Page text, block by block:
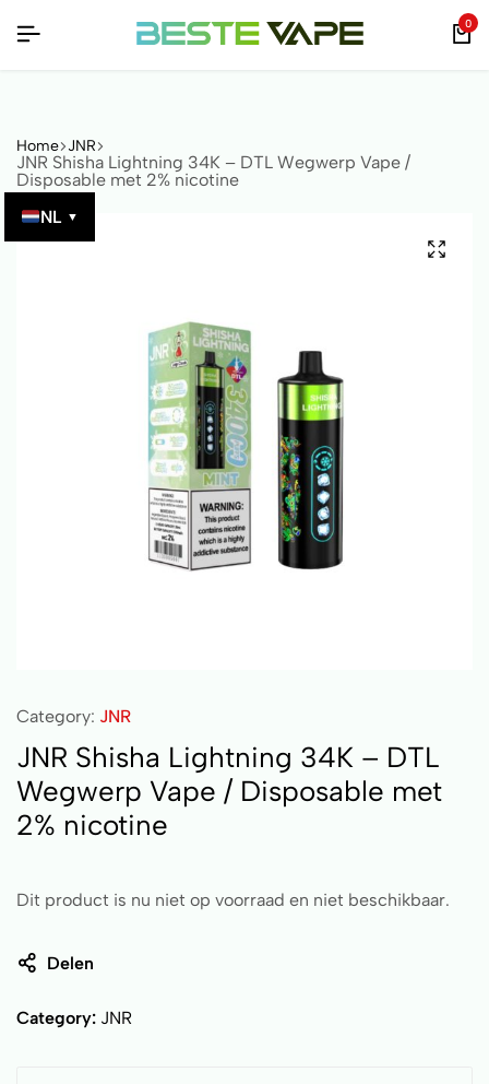
NL ▼
MET QR-CODE!
MET QR-CODE!
MET QR-CODE! 0
Home JNR
JNR Shisha Lightning 34K – DTL Wegwerp Vape /
Disposable met 2% nicotine
Category: JNR
JNR Shisha Lightning 34K – DTL
Wegwerp Vape / Disposable met
2% nicotine
Dit product is nu niet op voorraad en niet beschikbaar.
Delen
Category: JNR